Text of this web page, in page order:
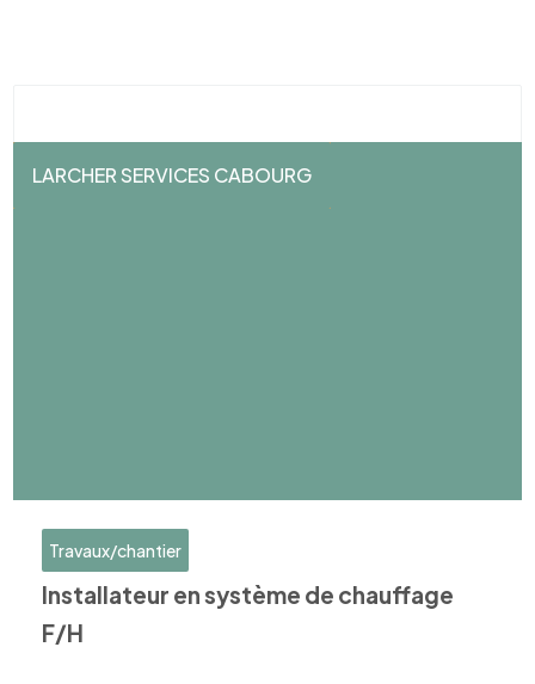
LARCHER SERVICES CABOURG
Travaux/chantier
Installateur en système de chauffage
F/H